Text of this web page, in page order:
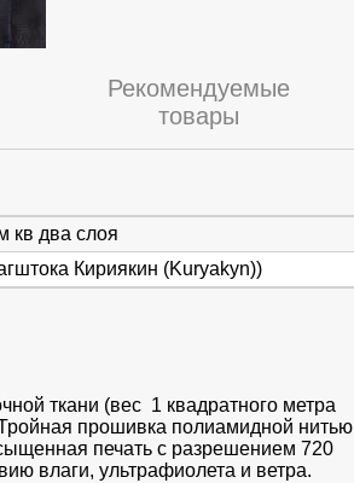
Рекомендуемые
товары
кв два слоя
Кириякин (Kuryakyn))
ткани (вес 1 квадратного метра
прошивка полиамидной нитью
печать с разрешением 720
влаги, ультрафиолета и ветра.